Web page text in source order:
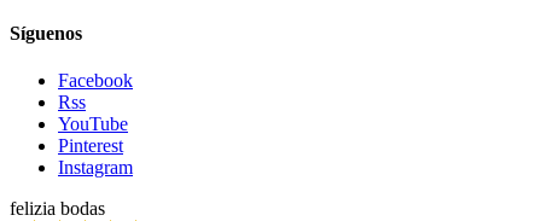
Síguenos
Facebook
Rss
YouTube
Pinterest
Instagram
felizia bodas